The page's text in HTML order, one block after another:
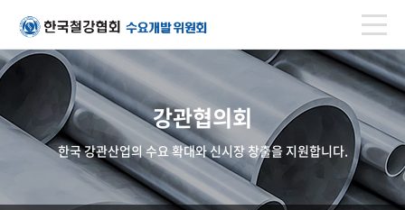
강관협의회
한국 강관산업의 수요 확대와 신시장 창출을 지원합니다.